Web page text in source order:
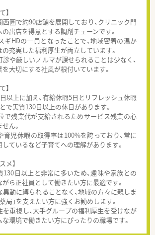
】
圏で約90店舗を展開しており、クリニック門
出店を得意とする調剤チェーンです。
HDの一員となったことで、地域密着の温か
充実した福利厚生が両立しています。
や厳しいノルマが課せられることは少なく、
大切にする社風が根付いています。
】
以上に加え、有給休暇5日とリフレッシュ休暇
で実質130日以上の休日があります。
で残業代が支給されるためサービス残業の心
ん。
児休暇の取得率は100%を誇っており、常に
ているなど子育てへの理解があります。
メ】
日以上と非常に多いため、趣味や家族との
ら正社員として働きたい方に最適です。
動に縛られることなく、地域の方々に親しま
局」を支えたい方に強くお勧めします。
重視し、大手グループの福利厚生を受けなが
環境で働きたい方にぴったりの職場です。